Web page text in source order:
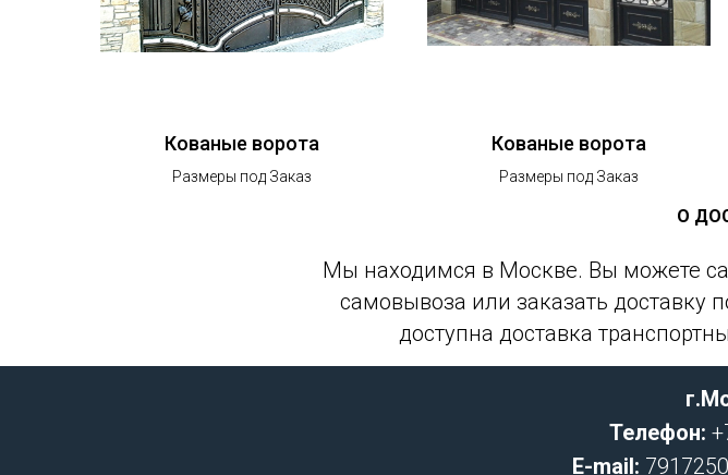
Кованые ворота
Размеры под Заказ
Кованые ворота
Размеры под Заказ
О
Мы находимся в Москве. Вы можете
самовывоза или заказать
доступна доставка
Телефон:
E-mail: